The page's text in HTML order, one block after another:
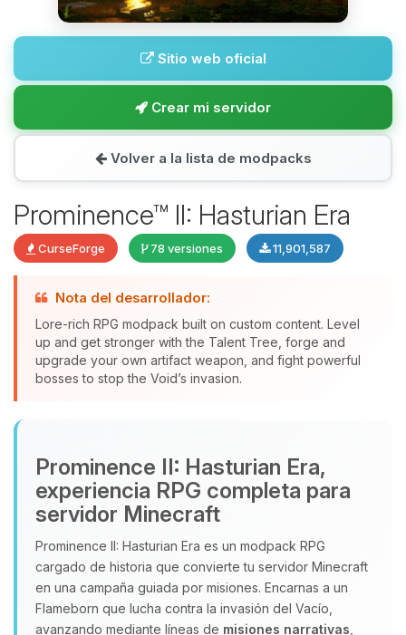
Sitio web oficial
Crear mi servidor
Volver a la lista de modpacks
Prominence™ II: Hasturian Era
CurseForge 78 versiones 11,901,587
Nota del desarrollador:
Lore-rich RPG modpack built on custom content. Level
up and get stronger with the Talent Tree, forge and
upgrade your own artifact weapon, and fight powerful
bosses to stop the Void’s invasion.
Prominence II: Hasturian Era,
experiencia RPG completa para
servidor Minecraft
Prominence II: Hasturian Era es un modpack RPG
cargado de historia que convierte tu servidor Minecraft
en una campaña guiada por misiones. Encarnas a un
Flameborn que lucha contra la invasión del Vacío,
avanzando mediante líneas de misiones narrativas
hablar! Soy Choupy, tu pequeno
asistente de BoxToPlay. Cuentame
que necesitas y moveré mis
pequenos circuitos para ayudarte.
07/08/2026 20:06